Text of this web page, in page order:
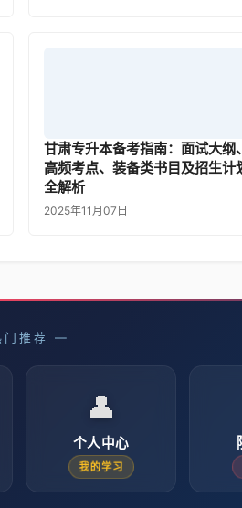
甘肃专升本备考指南：面试大纲、
高频考点、装备类书目及招生计
全解析
2025年11月07日
推荐 —
👤
个人中心
我的学习